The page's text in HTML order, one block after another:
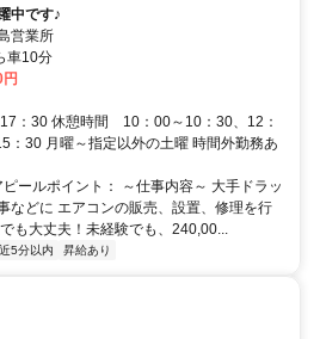
中です♪
営業所
ら車10分
：30 休憩時間 10：00～10：30、12：
：30 月曜～指定以外の土曜 時間外勤務あ
ールポイント： ～仕事内容～ 大手ドラッ
などに エアコンの販売、設置、修理を行
も大丈夫！未経験でも、240,00...
5分以内 昇給あり